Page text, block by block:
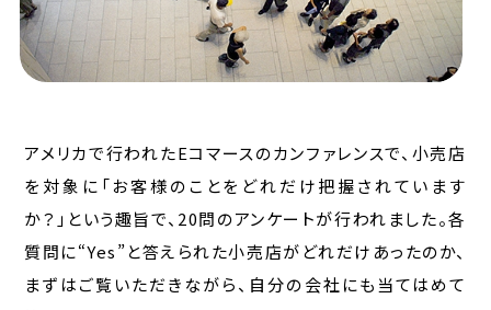
アメリカで行われたEコマースのカンファレンスで、小売店
を対象に「お客様のことをどれだけ把握されています
か？」という趣旨で、20問のアンケートが行われました。各
質問に“Yes”と答えられた小売店がどれだけあったのか、
まずはご覧いただきながら、自分の会社にも当てはめて